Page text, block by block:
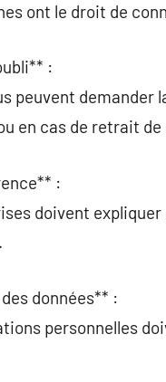
ont le droit de
:
peuvent demander
en cas de retrait
:
doivent
données** :
personnelles